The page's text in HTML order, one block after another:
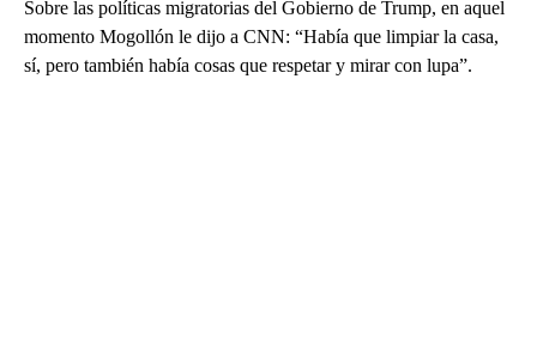
Sobre las políticas migratorias del Gobierno de Trump, en aquel
momento Mogollón le dijo a CNN: “Había que limpiar la casa,
sí, pero también había cosas que respetar y mirar con lupa”.